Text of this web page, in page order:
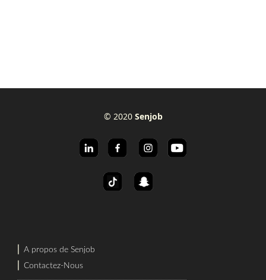
© 2020 Senjob
A propos de Senjob
Contactez-Nous